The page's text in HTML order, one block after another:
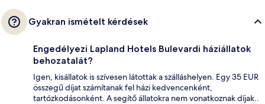
Gyakran ismételt kérdések
Engedélyezi Lapland Hotels Bulevardi háziállatok
behozatalát?
Igen, kisállatok is szívesen látottak a szálláshelyen. Egy 35 EUR
összegű díjat számítanak fel házi kedvencenként,
tartózkodásonként. A segítő állatokra nem vonatkoznak díjak..